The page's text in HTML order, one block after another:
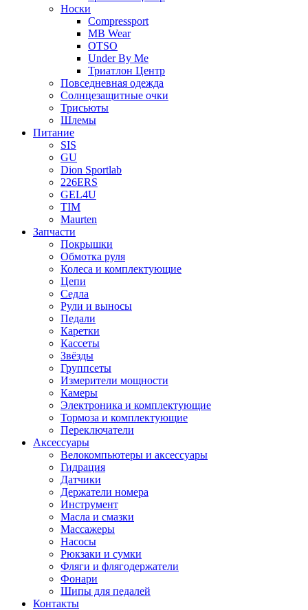
Носки
Compressport
MB Wear
OTSO
Under By Me
Триатлон Центр
Повседневная одежда
Солнцезащитные очки
Трисьюты
Шлемы
Питание
SIS
GU
Dion Sportlab
226ERS
GEL4U
TIM
Maurten
Запчасти
Покрышки
Обмотка руля
Колеса и комплектующие
Цепи
Седла
Рули и выносы
Педали
Каретки
Кассеты
Звёзды
Группсеты
Измерители мощности
Камеры
Электроника и комплектующие
Тормоза и комплектующие
Переключатели
Аксессуары
Велокомпьютеры и аксессуары
Гидрация
Датчики
Держатели номера
Инструмент
Масла и смазки
Массажеры
Насосы
Рюкзаки и сумки
Фляги и флягодержатели
Фонари
Шипы для педалей
Контакты